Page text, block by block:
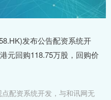
发布公告配资系统开
元回购118.75万股，回购价
点配资系统开发，与和讯网无